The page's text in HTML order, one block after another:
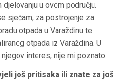
u ovom području.
sjećam, za postrojenje za
otpada u Varaždinu te
otpada iz Varaždina. U
interes, nije mi poznato.
još pritisaka ili znate za još